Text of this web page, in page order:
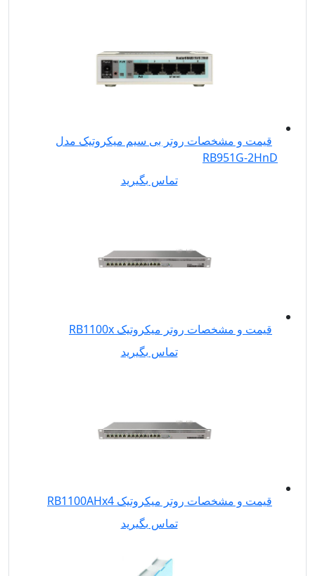
قیمت و مشخصات روتر بی سیم میکروتیک مدل
RB951G-2HnD
تماس بگیرید
قیمت و مشخصات روتر میکروتیک RB1100x
تماس بگیرید
قیمت و مشخصات روتر میکروتیک RB1100AHx4
تماس بگیرید